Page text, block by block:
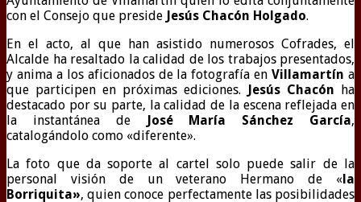
con el Consejo que preside Jesús Chacón Holgado.
En el acto, al que han asistido numerosos Cofrades, el
Alcalde ha resaltado la calidad de los trabajos presentados,
y anima a los aficionados de la fotografía enVillamartín a
que participen en próximas ediciones.
Jesús Chacón ha
destacado por su parte, la calidad de la escena reflejada en
la instantánea de
José María Sánchez García,
catalogándolo como «diferente».
La foto que da soporte al cartel solo puede salir de la
personal visión de un veterano Hermano de « la
Borriquita», quien conoce perfectamente las posibilidades